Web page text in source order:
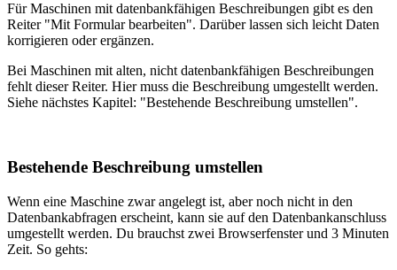
Für Maschinen mit datenbankfähigen Beschreibungen gibt es den
Reiter "Mit Formular bearbeiten". Darüber lassen sich leicht Daten
korrigieren oder ergänzen.
Bei Maschinen mit alten, nicht datenbankfähigen Beschreibungen
fehlt dieser Reiter. Hier muss die Beschreibung umgestellt werden.
Siehe nächstes Kapitel: "Bestehende Beschreibung umstellen".
Bestehende Beschreibung umstellen
Wenn eine Maschine zwar angelegt ist, aber noch nicht in den
Datenbankabfragen erscheint, kann sie auf den Datenbankanschluss
umgestellt werden. Du brauchst zwei Browserfenster und 3 Minuten
Zeit. So gehts: